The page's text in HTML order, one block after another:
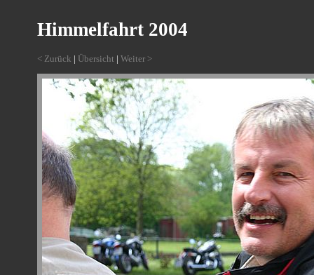
Himmelfahrt 2004
< Zurück | Übersicht |Weiter >